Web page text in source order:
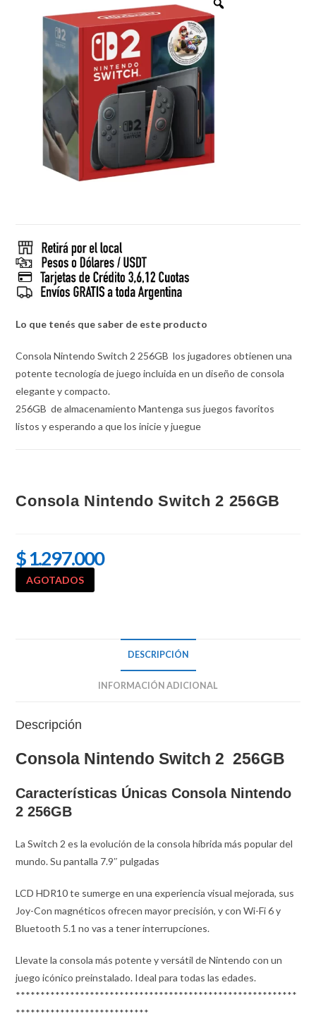
Lo que tenés que saber de este producto
Consola Nintendo Switch 2 256GB los jugadores obtienen una
potente tecnología de juego incluida en un diseño de consola
elegante y compacto.
256GB de almacenamiento Mantenga sus juegos favoritos
listos y esperando a que los inicie y juegue
Consola Nintendo Switch 2 256GB
$1.297.000
AGOTADOS
DESCRIPCIÓN
INFORMACIÓN ADICIONAL
Descripción
Consola Nintendo Switch 2 256GB
Características Únicas Consola Nintendo
2 256GB
La Switch 2 es la evolución de la consola híbrida más popular del
mundo. Su pantalla 7.9″ pulgadas
LCD HDR10 te sumerge en una experiencia visual mejorada, sus
Joy-Con magnéticos ofrecen mayor precisión, y con Wi-Fi 6 y
Bluetooth 5.1 no vas a tener interrupciones.
Llevate la consola más potente y versátil de Nintendo con un
juego icónico preinstalado. Ideal para todas las edades.
*********************************************************
***************************